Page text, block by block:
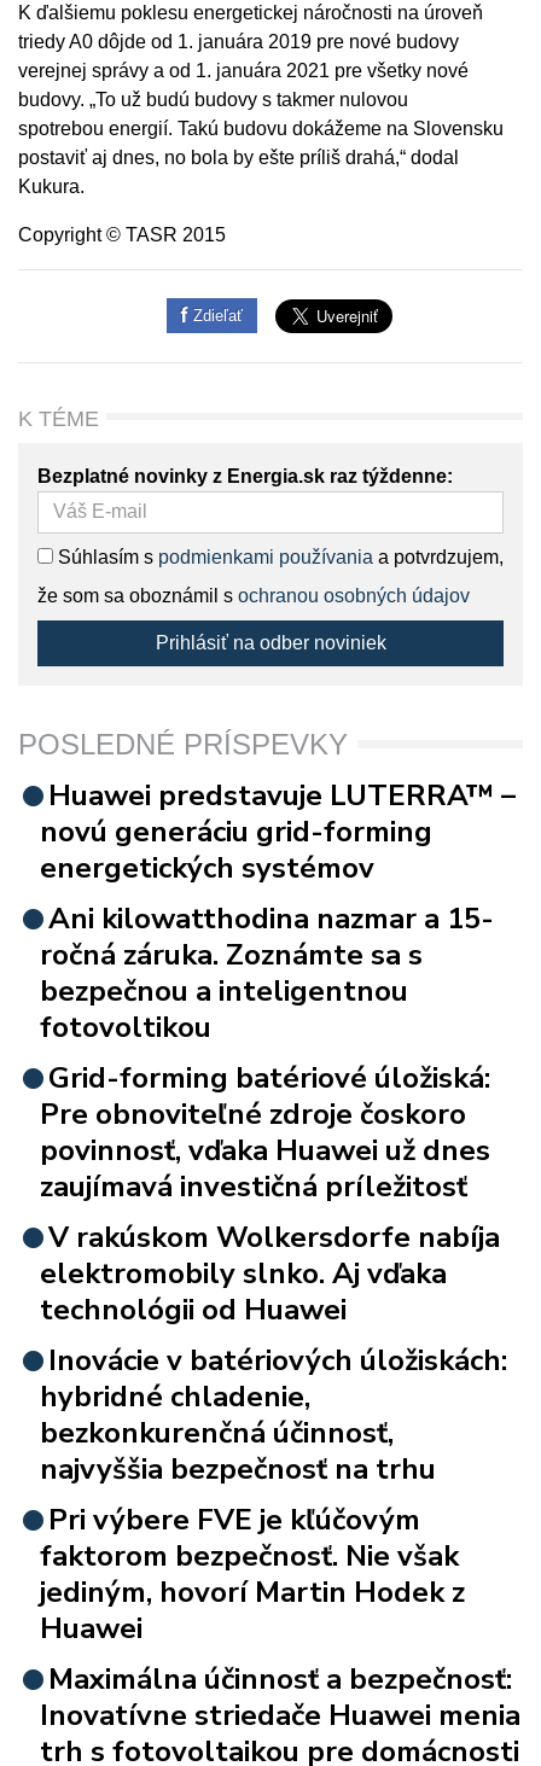
K ďalšiemu poklesu energetickej náročnosti na úroveň
triedy A0 dôjde od 1. januára 2019 pre nové budovy
verejnej správy a od 1. januára 2021 pre všetky nové
budovy. „To už budú budovy s takmer nulovou
spotrebou energií. Takú budovu dokážeme na Slovensku
postaviť aj dnes, no bola by ešte príliš drahá,“ dodal
Kukura.
Copyright © TASR 2015
Zdieľať
K TÉME
Bezplatné novinky z Energia.sk raz týždenne:
Súhlasím s podmienkami používania a potvrdzujem,
že som sa oboznámil s ochranou osobných údajov
Prihlásiť na odber noviniek
POSLEDNÉ PRÍSPEVKY
Huawei predstavuje LUTERRA™ –
novú generáciu grid-forming
energetických systémov
Ani kilowatthodina nazmar a 15-
ročná záruka. Zoznámte sa s
bezpečnou a inteligentnou
fotovoltikou
Grid-forming batériové úložiská:
Pre obnoviteľné zdroje čoskoro
povinnosť, vďaka Huawei už dnes
zaujímavá investičná príležitosť
V rakúskom Wolkersdorfe nabíja
elektromobily slnko. Aj vďaka
technológii od Huawei
Inovácie v batériových úložiskách:
hybridné chladenie,
bezkonkurenčná účinnosť,
najvyššia bezpečnosť na trhu
Pri výbere FVE je kľúčovým
faktorom bezpečnosť. Nie však
jediným, hovorí Martin Hodek z
Huawei
Maximálna účinnosť a bezpečnosť:
Inovatívne striedače Huawei menia
trh s fotovoltaikou pre domácnosti